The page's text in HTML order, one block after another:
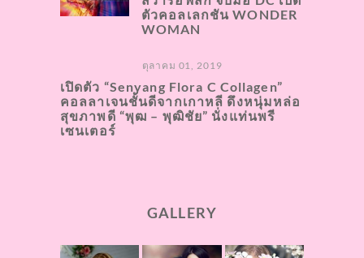
ตัวคอลเลกชัน WONDER
WOMAN
ตุลาคม 01, 2019
เปิดตัว “Senyang Flora C Collagen”
คอลลาเจนชั้นดีจากเกาหลี ดึงหนุ่มหล่อ
สุขภาพดี “พุฒ – พุฒิชัย” นั่งแท่นพรี
เซนเตอร์
GALLERY